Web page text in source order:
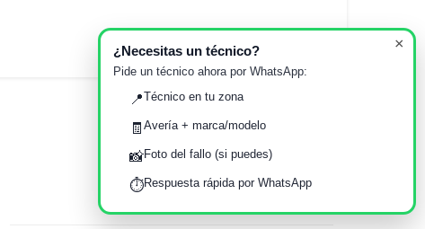
×
¿Necesitas un técnico?
Pide un técnico ahora por WhatsApp:
📍Técnico en tu zona
🧾 Avería + marca/modelo
📸Foto del fallo (si puedes)
⏱️Respuesta rápida por WhatsApp